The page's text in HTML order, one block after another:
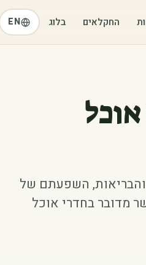
החקלאים בלוג EN
והבריאות, השפעתם של
מדובר בחדרי אוכל